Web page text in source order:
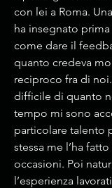
con lei a Roma.
ha insegnato
come dare il
quanto credeva
reciproco fra di
difficile di quanto
tempo mi sono
particolare talento
stessa me l’ha
occasioni. Poi
l’esperienza